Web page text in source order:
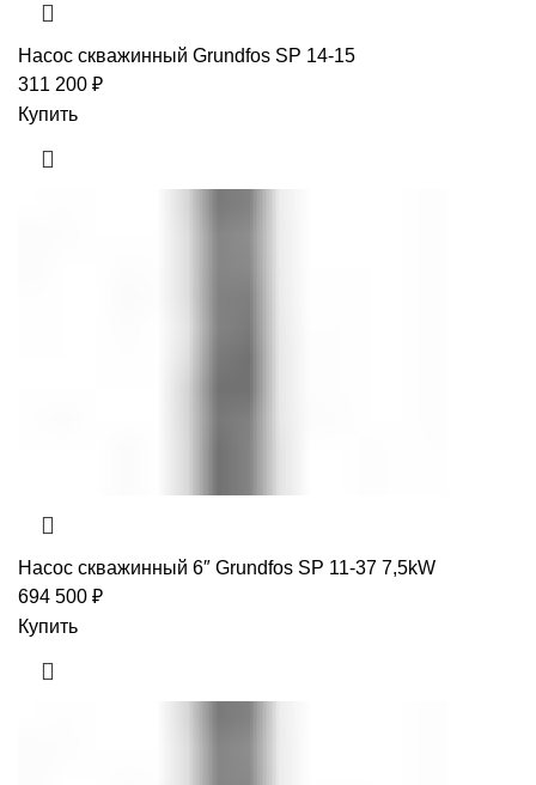
Насос скважинный Grundfos SP 14-15
311 200 ₽
Купить
Насос скважинный 6″ Grundfos SP 11-37 7,5kW
694 500 ₽
Купить